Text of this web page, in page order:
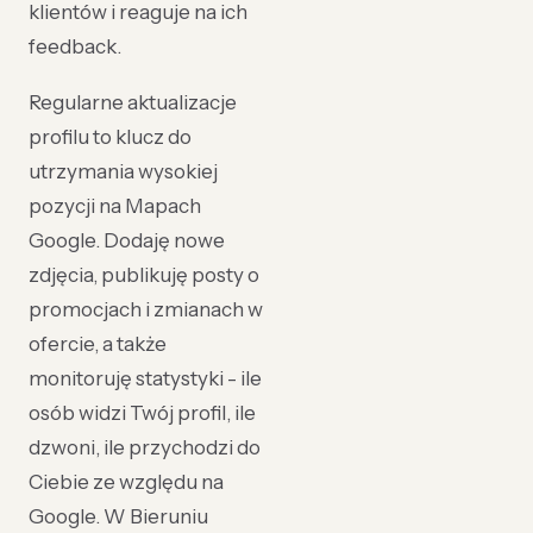
klientów i reaguje na ich
feedback.
Regularne aktualizacje
profilu to klucz do
utrzymania wysokiej
pozycji na Mapach
Google. Dodaję nowe
zdjęcia, publikuję posty o
promocjach i zmianach w
ofercie, a także
monitoruję statystyki - ile
osób widzi Twój profil, ile
dzwoni, ile przychodzi do
Ciebie ze względu na
Google. W Bieruniu